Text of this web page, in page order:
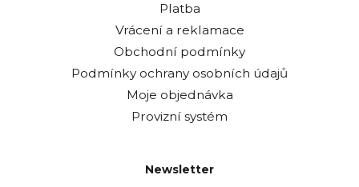
Platba
Vrácení a reklamace
Obchodní podmínky
Podmínky ochrany osobních údajů
Moje objednávka
Provizní systém
Newsletter